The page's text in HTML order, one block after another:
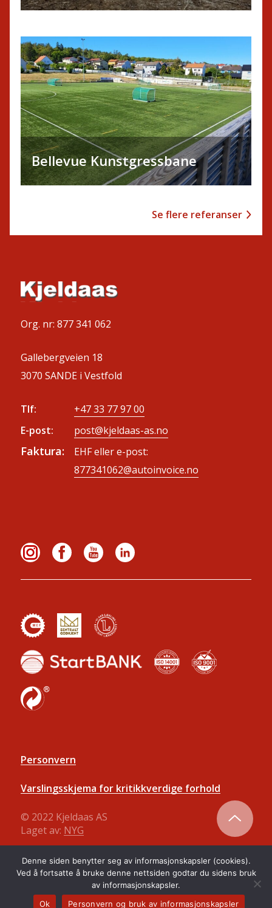
Bellevue Kunstgressbane
Se flere referanser
Org. nr: 877 341 062
Gallebergveien 18
3070 SANDE i Vestfold
Tlf:
+47 33 77 97 00
E-post:
post@kjeldaas-as.no
Faktura:
EHF eller e-post:
877341062@autoinvoice.no
Personvern
Varslingsskjema for kritikkverdige forhold
© 2022 Kjeldaas AS
Laget av: NYG
Denne siden benytter seg av informasjonskapsler (cookies).
Ved å fortsatte å bruke denne nettsiden godtar du sidens bruk
av informasjonskapsler.
Ok
Personvern og bruk av informasjonskapsler